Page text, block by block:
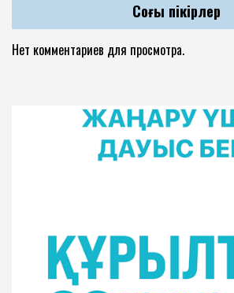
Соңғы пікірлер
Нет комментариев для просмотра.